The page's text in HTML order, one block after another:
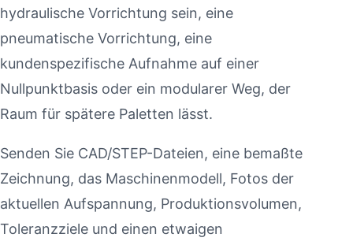
hydraulische Vorrichtung sein, eine
pneumatische Vorrichtung, eine
kundenspezifische Aufnahme auf einer
Nullpunktbasis oder ein modularer Weg, der
Raum für spätere Paletten lässt.
Senden Sie CAD/STEP-Dateien, eine bemaßte
Zeichnung, das Maschinenmodell, Fotos der
aktuellen Aufspannung, Produktionsvolumen,
Toleranzziele und einen etwaigen